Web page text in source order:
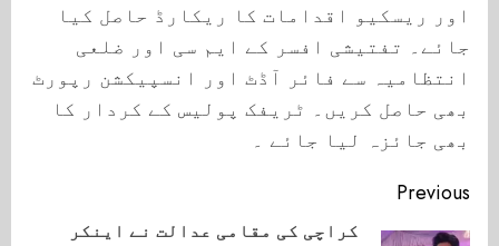
اور ریسکیو اقدامات کا ریکارڈ حاصل کیا
جائے۔ تفتیشی افسر کے ایم سی اور ضلعی
انتظامیہ سے فائر آڈٹ اور انسپیکشن رپورٹ
بھی حاصل کریں۔ ٹریفک پولیس کے کردار کا
بھی جائزہ لیا جائے ۔
Continue
Reading
Previous
کراچی کی مقامی عدالت نے اینکر